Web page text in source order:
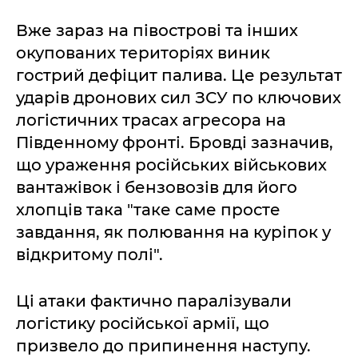
Вже зараз на півострові та інших
окупованих територіях виник
гострий дефіцит палива. Це результат
ударів дронових сил ЗСУ по ключових
логістичних трасах агресора на
Південному фронті. Бровді зазначив,
що ураження російських військових
вантажівок і бензовозів для його
хлопців така "таке саме просте
завдання, як полювання на куріпок у
відкритому полі".
Ці атаки фактично паралізували
логістику російської армії, що
призвело до припинення наступу.